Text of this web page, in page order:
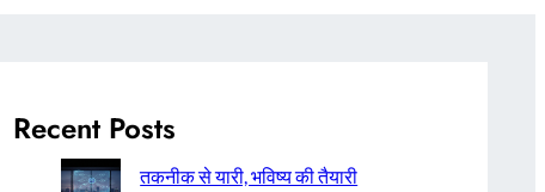
Recent Posts
तकनीक से यारी, भविष्य की तैयारी